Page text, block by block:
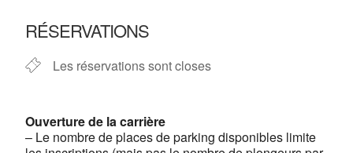
RÉSERVATIONS
Les réservations sont closes
Ouverture de la carrière
– Le nombre de places de parking disponibles limite